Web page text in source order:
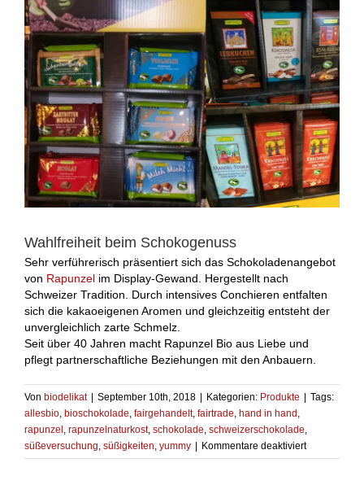
Wahlfreiheit beim Schokogenuss
Sehr verführerisch präsentiert sich das Schokoladenangebot
von Rapunzel im Display-Gewand. Hergestellt nach
Schweizer Tradition. Durch intensives Conchieren entfalten
sich die kakaoeigenen Aromen und gleichzeitig entsteht der
unvergleichlich zarte Schmelz.
Seit über 40 Jahren macht Rapunzel Bio aus Liebe und
pflegt partnerschaftliche Beziehungen mit den Anbauern.
Von biodelikat September 10th, 2018 Kategorien: Produkte
Tags:
allesbio, bioschokolade, fairgehandelt, fairtrade, hand in hand ,
rapunzel , rapunzelnaturkost, schokolade, schweizerschokolade,
süßeversuchung, süßigkeiten, yummy Kommentare deaktiviertfür
Wahlfreiheit